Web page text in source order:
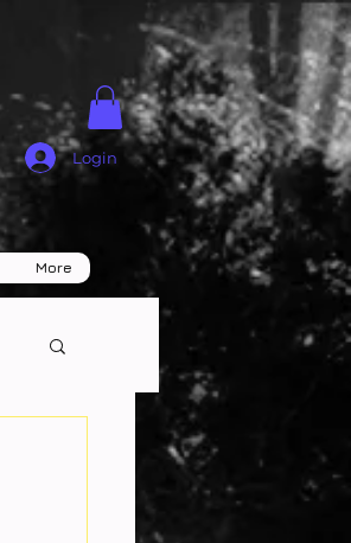
Login
More